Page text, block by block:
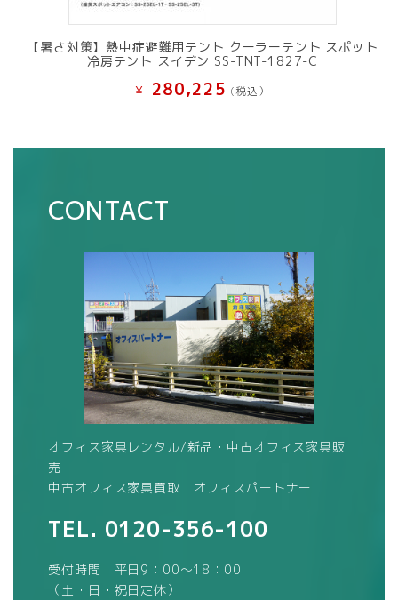
【暑さ対策】熱中症避難用テント クーラーテント スポット
冷房テント スイデン SS-TNT-1827-C
¥ 280,225 (税込）
CONTACT
オフィス家具レンタル/新品・中古オフィス家具販
売
中古オフィス家具買取 オフィスパートナー
TEL. 0120-356-100
受付時間 平日9：00～18：00
（土・日・祝日定休）